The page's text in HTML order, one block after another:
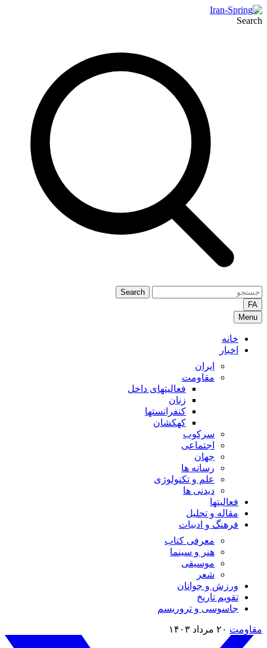
Search
Search
FA
Menu
خانه
اخبار
ایران
مقاومت
فعالیتهای داخل
زنان
کنفرانستها
کهکشان
سرکوب
اجتماعی
جهان
رسانه ها
علم و تکنولوژی
دیدنی ها
فعالیتها
مقاله و تحلیل
فرهنگ و ادبیات
معرفی کتاب
هنر و سینما
موسیقی
شعر
ورزش و جوانان
تقویم تاريخ
جاسوسی و تروریسم
مقاومت ۲۰ مرداد ۱۴۰۳